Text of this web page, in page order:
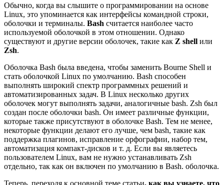
Обычно, когда вы слышите о программировании на основе
Linux, это упоминается как интерфейсы командной строки,
оболочки и терминалы. Bash считается наиболее часто
используемой оболочкой в этом отношении. Однако
существуют и другие версии оболочек, такие как Z shell или
Zsh.
Оболочка Bash была введена, чтобы заменить Bourne Shell и
стать оболочкой Linux по умолчанию. Bash способен
выполнять широкий спектр программных решений и
автоматизированных задач. В Linux несколько других
оболочек могут выполнять задачи, аналогичные bash. Zsh был
создан после оболочки bash. Он имеет различные функции,
которые также присутствуют в оболочке Bash. Тем не менее,
некоторые функции делают его лучше, чем bash, такие как
поддержка плагинов, исправление орфографии, набор тем,
автоматизация компакт-дисков и т. д. Если вы являетесь
пользователем Linux, вам не нужно устанавливать Zsh
отдельно, так как он включен по умолчанию в Bash. оболочка.
Теперь, переходя к основной теме статьи, как вы узнаете, что